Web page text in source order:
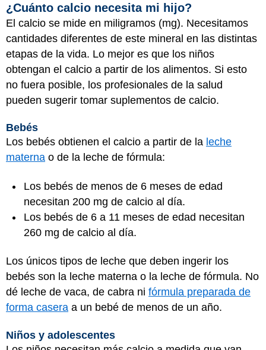
¿Cuánto calcio necesita mi hijo?
El calcio se mide en miligramos (mg). Necesitamos
cantidades diferentes de este mineral en las distintas
etapas de la vida. Lo mejor es que los niños
obtengan el calcio a partir de los alimentos. Si esto
no fuera posible, los profesionales de la salud
pueden sugerir tomar suplementos de calcio.
Bebés
Los bebés obtienen el calcio a partir de la leche
materna o de la leche de fórmula:
Los bebés de menos de 6 meses de edad
necesitan 200 mg de calcio al día.
Los bebés de 6 a 11 meses de edad necesitan
260 mg de calcio al día.
Los únicos tipos de leche que deben ingerir los
bebés son la leche materna o la leche de fórmula. No
dé leche de vaca, de cabra ni fórmula preparada de
forma casera a un bebé de menos de un año.
Niños y adolescentes